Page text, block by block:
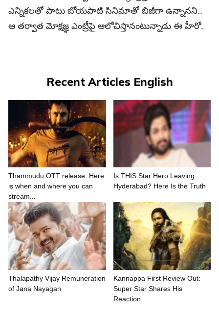
ఎన్నిక‌ల‌తో పాటు బోయ‌పాటి సినిమాతో బిజీగా ఉన్నాన‌ని..
ఆ త‌ర్వాత మోక్షజ్ఞ ఎంట్రీపై ఆలోచిస్తానంటున్నాడు ఈ హీరో.
Recent Articles English
Thammudu OTT release: Here
is when and where you can
stream...
Is THIS Star Hero Leaving
Hyderabad? Here Is the Truth
Thalapathy Vijay Remuneration
of Jana Nayagan
Kannappa First Review Out:
Super Star Shares His
Reaction